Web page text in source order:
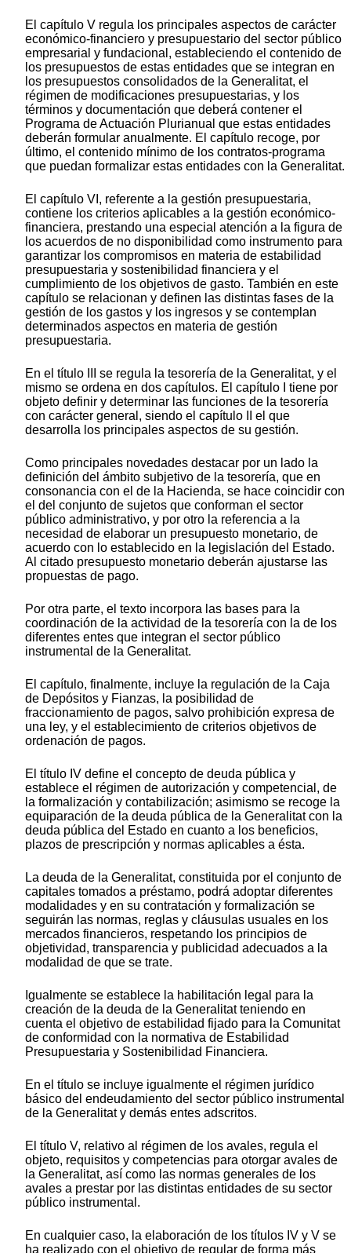
El capítulo V regula los principales aspectos de carácter
económico-financiero y presupuestario del sector público
empresarial y fundacional, estableciendo el contenido de
los presupuestos de estas entidades que se integran en
los presupuestos consolidados de la Generalitat, el
régimen de modificaciones presupuestarias, y los
términos y documentación que deberá contener el
Programa de Actuación Plurianual que estas entidades
deberán formular anualmente. El capítulo recoge, por
último, el contenido mínimo de los contratos-programa
que puedan formalizar estas entidades con la Generalitat.
El capítulo VI, referente a la gestión presupuestaria,
contiene los criterios aplicables a la gestión económico-
financiera, prestando una especial atención a la figura de
los acuerdos de no disponibilidad como instrumento para
garantizar los compromisos en materia de estabilidad
presupuestaria y sostenibilidad financiera y el
cumplimiento de los objetivos de gasto. También en este
capítulo se relacionan y definen las distintas fases de la
gestión de los gastos y los ingresos y se contemplan
determinados aspectos en materia de gestión
presupuestaria.
En el título III se regula la tesorería de la Generalitat, y el
mismo se ordena en dos capítulos. El capítulo I tiene por
objeto definir y determinar las funciones de la tesorería
con carácter general, siendo el capítulo II el que
desarrolla los principales aspectos de su gestión.
Como principales novedades destacar por un lado la
definición del ámbito subjetivo de la tesorería, que en
consonancia con el de la Hacienda, se hace coincidir con
el del conjunto de sujetos que conforman el sector
público administrativo, y por otro la referencia a la
necesidad de elaborar un presupuesto monetario, de
acuerdo con lo establecido en la legislación del Estado.
Al citado presupuesto monetario deberán ajustarse las
propuestas de pago.
Por otra parte, el texto incorpora las bases para la
coordinación de la actividad de la tesorería con la de los
diferentes entes que integran el sector público
instrumental de la Generalitat.
El capítulo, finalmente, incluye la regulación de la Caja
de Depósitos y Fianzas, la posibilidad de
fraccionamiento de pagos, salvo prohibición expresa de
una ley, y el establecimiento de criterios objetivos de
ordenación de pagos.
El título IV define el concepto de deuda pública y
establece el régimen de autorización y competencial, de
la formalización y contabilización; asimismo se recoge la
equiparación de la deuda pública de la Generalitat con la
deuda pública del Estado en cuanto a los beneficios,
plazos de prescripción y normas aplicables a ésta.
La deuda de la Generalitat, constituida por el conjunto de
capitales tomados a préstamo, podrá adoptar diferentes
modalidades y en su contratación y formalización se
seguirán las normas, reglas y cláusulas usuales en los
mercados financieros, respetando los principios de
objetividad, transparencia y publicidad adecuados a la
modalidad de que se trate.
Igualmente se establece la habilitación legal para la
creación de la deuda de la Generalitat teniendo en
cuenta el objetivo de estabilidad fijado para la Comunitat
de conformidad con la normativa de Estabilidad
Presupuestaria y Sostenibilidad Financiera.
En el título se incluye igualmente el régimen jurídico
básico del endeudamiento del sector público instrumental
de la Generalitat y demás entes adscritos.
El título V, relativo al régimen de los avales, regula el
objeto, requisitos y competencias para otorgar avales de
la Generalitat, así como las normas generales de los
avales a prestar por las distintas entidades de su sector
público instrumental.
En cualquier caso, la elaboración de los títulos IV y V se
ha realizado con el objetivo de regular de forma más